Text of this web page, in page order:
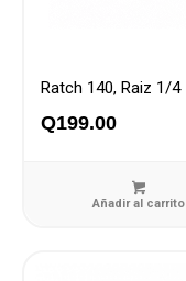
Ratch 140, Raiz 1/4
Q199.00
Añadir al carrito